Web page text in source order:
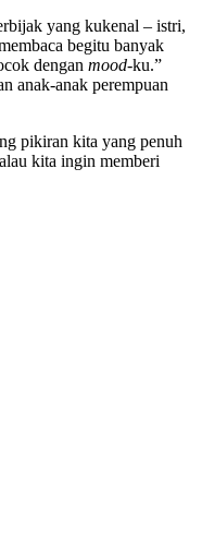
yang kukenal – istri,
begitu banyak
dengan mood-ku.”
anak-anak perempuan
pikiran kita yang penuh
kita ingin memberi